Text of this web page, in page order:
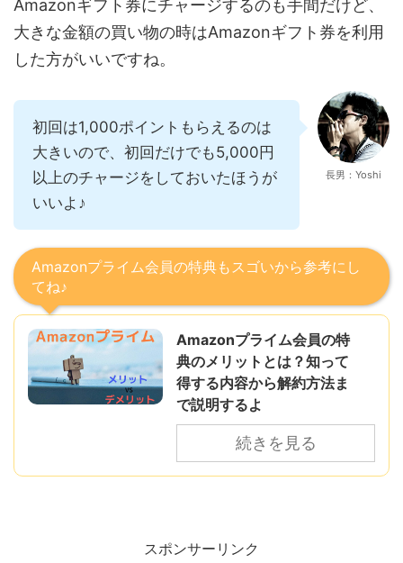
Amazonギフト券にチャージするのも手間だけど、
大きな金額の買い物の時はAmazonギフト券を利用
した方がいいですね。
初回は1,000ポイントもらえるのは
大きいので、初回だけでも5,000円
以上のチャージをしておいたほうが
いいよ♪
長男：Yoshi
Amazonプライム会員の特典もスゴいから参考にし
てね♪
Amazonプライム会員の特
典のメリットとは？知って
得する内容から解約方法ま
で説明するよ
続きを見る
スポンサーリンク